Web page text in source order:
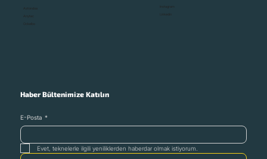
Haber Bültenimize Katılın
E-Posta *
Evet, teknelerle ilgili yeniliklerden haberdar olmak istiyorum.
Anytec